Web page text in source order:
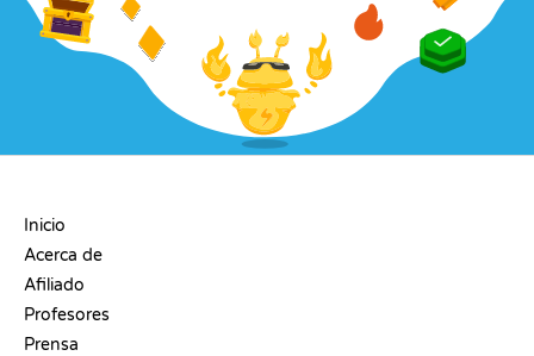
Inicio
Acerca de
Afiliado
Profesores
Prensa